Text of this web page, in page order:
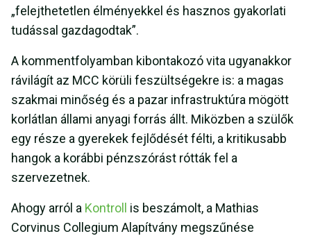
„felejthetetlen élményekkel és hasznos gyakorlati
tudással gazdagodtak”.
A kommentfolyamban kibontakozó vita ugyanakkor
rávilágít az MCC körüli feszültségekre is: a magas
szakmai minőség és a pazar infrastruktúra mögött
korlátlan állami anyagi forrás állt. Miközben a szülők
egy része a gyerekek fejlődését félti, a kritikusabb
hangok a korábbi pénzszórást rótták fel a
szervezetnek.
Ahogy arról a Kontroll
is beszámolt, a Mathias
Corvinus Collegium Alapítvány megszűnése